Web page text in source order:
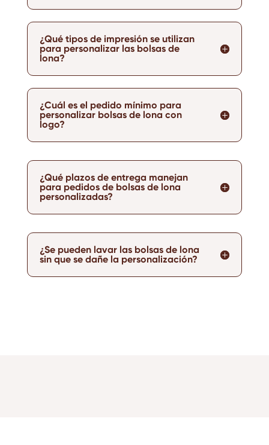
¿Qué tipos de impresión se utilizan
para personalizar las bolsas de
lona?
¿Cuál es el pedido mínimo para
personalizar bolsas de lona con
logo?
¿Qué plazos de entrega manejan
para pedidos de bolsas de lona
personalizadas?
¿Se pueden lavar las bolsas de lona
sin que se dañe la personalización?